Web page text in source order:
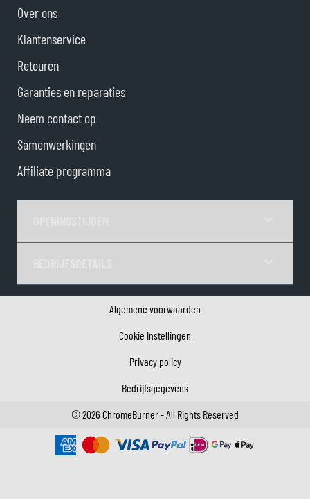
Over ons
Klantenservice
Retouren
Garanties en reparaties
Neem contact op
Samenwerkingen
Affiliate programma
Algemene voorwaarden
Cookie Instellingen
Privacy policy
Bedrijfsgegevens
©2026 ChromeBurner - All Rights Reserved